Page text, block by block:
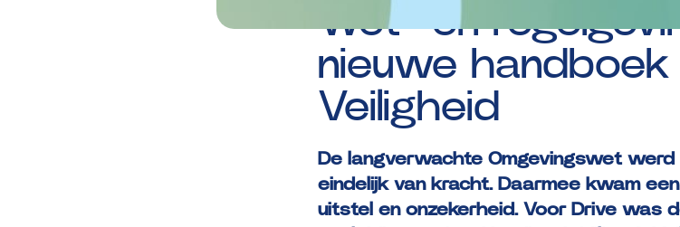
Wet- en
nieuwe handboek
Veiligheid
De langverwachte Omgevingswet werd
eindelijk van kracht. Daarmee kwam
uitstel en onzekerheid. Voor Drive was